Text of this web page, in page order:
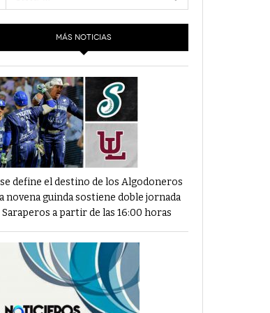
Financiamiento’ Por PC29
‘La Laguna: Bomba De Tiempo Por Falta De
Planeación’ Por PC29- 17 mayo, 2021
‘Las Corrupciones, Sus Formas Y Efectos’ Por
PC29 - 7 mayo, 2021
MÁS NOTICIAS
define el destino de los Algodoneros
novena guinda sostiene doble jornada
a partir de las 16:00 horas